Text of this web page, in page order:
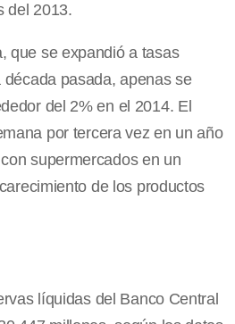
del 2013.
que se expandió a tasas
pasada, apenas se
del 2% en el 2014. El
por tercera vez en un año
supermercados en un
de los productos
líquidas del Banco Central